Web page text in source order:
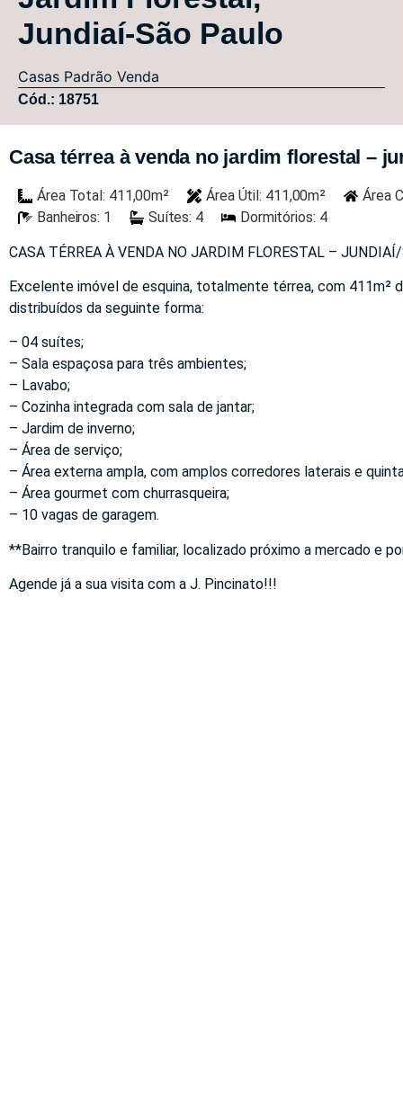
Jundiaí-São Paulo
Casas Padrão Venda
Cód.: 18751
Casa térrea à venda no jardim florestal –
Área Total: 411,00m² Área Útil: 411,00m² Área
Banheiros: 1
Suítes: 4 Dormitórios: 4
CASA TÉRREA À VENDA NO JARDIM FLORESTAL –
Excelente imóvel de esquina, totalmente térrea, com 411m²
distribuídos da seguinte forma:
– 04 suítes;
– Sala espaçosa para três ambientes;
– Lavabo;
– Cozinha integrada com sala de jantar;
– Jardim de inverno;
– Área de serviço;
– Área externa ampla, com amplos corredores laterais e
– Área gourmet com churrasqueira;
– 10 vagas de garagem.
**Bairro tranquilo e familiar, localizado próximo a mercado e
Agende já a sua visita com a J. Pincinato!!!